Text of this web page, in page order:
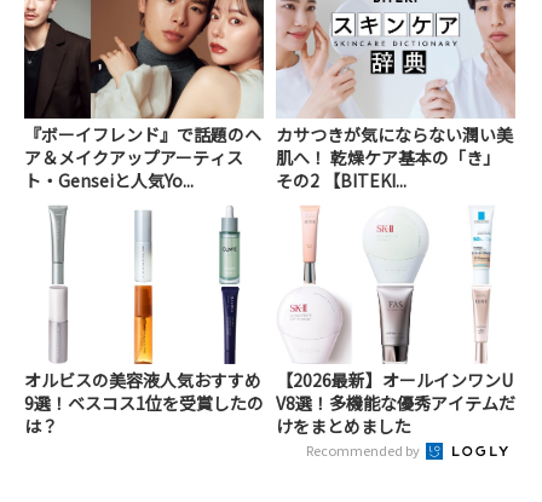
『ボーイフレンド』で話題のヘ
ア＆メイクアップアーティス
ト・Genseiと人気Yo...
カサつきが気にならない潤い美
肌へ！ 乾燥ケア基本の「き」
その2 【BITEKI...
オルビスの美容液人気おすすめ
9選！ベスコス1位を受賞したの
は？
【2026最新】オールインワンU
V8選！多機能な優秀アイテムだ
けをまとめました
Recommended by